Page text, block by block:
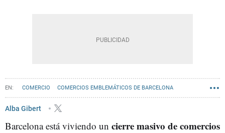
COMERCIO COMERCIOS EMBLEMÁTICOS DE BARCELONA
Alba Gibert
Barcelona está viviendo un cierre masivo de comercios